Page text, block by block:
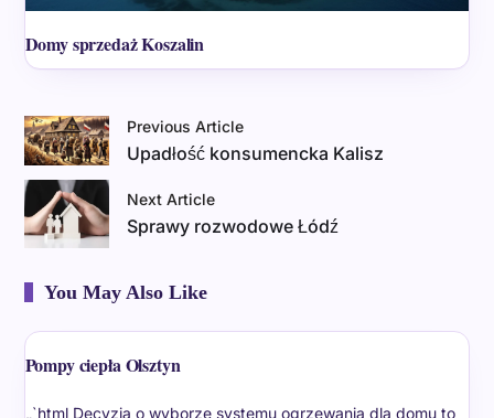
Domy sprzedaż Koszalin
Previous Article
Upadłość konsumencka Kalisz
Next Article
Sprawy rozwodowe Łódź
You May Also Like
Pompy ciepła Olsztyn
„`html Decyzja o wyborze systemu ogrzewania dla domu to